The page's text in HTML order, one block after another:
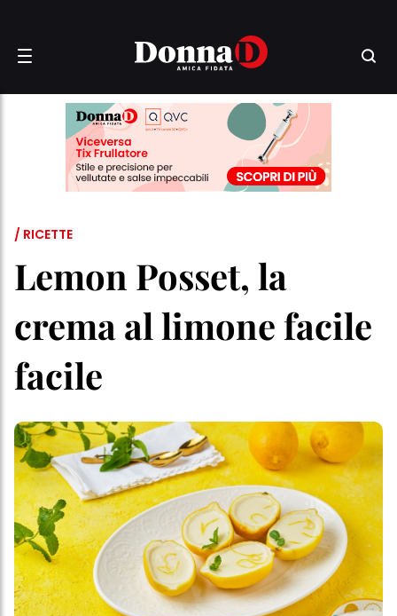
/ RICETTE
Lemon Posset, la
crema al limone facile
facile